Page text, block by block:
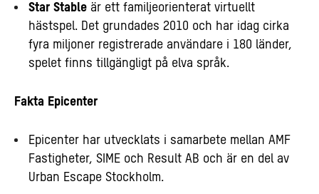
Star Stable är ett familjeorienterat virtuellt
hästspel. Det grundades 2010 och har idag cirka
fyra miljoner registrerade användare i 180 länder,
spelet finns tillgängligt på elva språk.
Fakta Epicenter
Epicenter har utvecklats i samarbete mellan AMF
Fastigheter, SIME och Result AB och är en del av
Urban Escape Stockholm.